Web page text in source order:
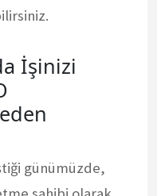
İşinizi
günümüzde,